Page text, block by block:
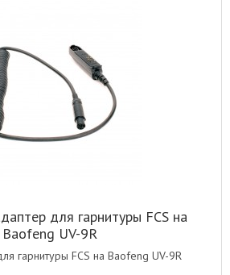
для гарнитуры FCS на
Baofeng UV-9R
гарнитуры FCS на Baofeng UV-9R